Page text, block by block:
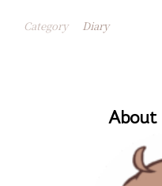
Category Diary